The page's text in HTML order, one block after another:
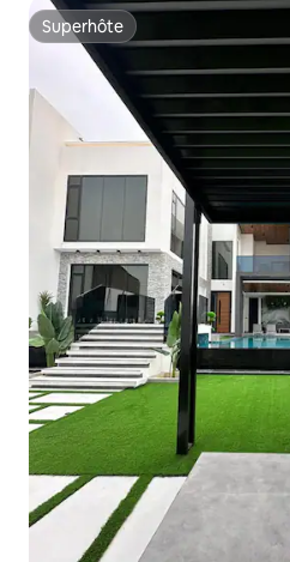
Superhôte
Superhôte